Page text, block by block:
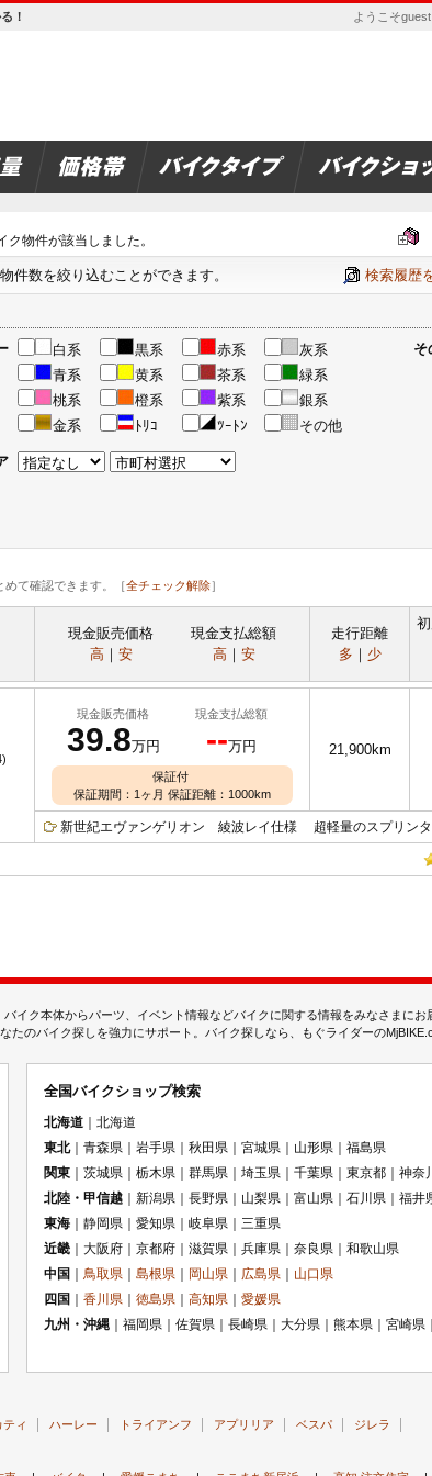
！ ようこそ
ク物件が該当しました。 「新
件数を絞り込むことができます。 検索履歴
白系 黒系 赤系
灰系
青系
黄系 茶系
緑系
桃系
橙系 紫系
銀系
金系
ﾄﾘｺ ﾂｰﾄﾝ その他
そ
めて確認できます。［全チェック解除］
現金販売価格
高｜ 安
現金支払総額
高｜ 安
走行距離
多 ｜ 少
現金販売価格 現金支払総額
39.8万円 --万円
保証付
保証期間：1ヶ月 保証距離：1000km
21,900km
新世紀エヴァンゲリオン 綾波レイ仕様 超軽量のスプリンタ
イク本体からパーツ、イベント情報などバイクに関する情報をみなさまにお
のバイク探しを強力にサポート。バイク探しなら、もぐライダーの
全国バイクショップ検索
北海道 ｜北海道
東北｜青森県｜岩手県｜秋田県｜宮城県｜山形県｜福島県
関東 ｜茨城県｜栃木県｜群馬県｜埼玉県｜千葉県｜東京都｜神奈
北陸・甲信越 ｜新潟県｜長野県｜山梨県｜富山県｜石川県｜福井
東海 ｜静岡県｜愛知県｜岐阜県｜三重県
近畿 ｜大阪府｜京都府｜滋賀県｜兵庫県｜奈良県｜和歌山県
中国
鳥取県 島根県 岡山県 広島県
山口県
四国
香川県 徳島県 高知県
愛媛県
九州・沖縄 ｜福岡県｜佐賀県｜長崎県｜大分県｜熊本県｜宮崎
ティ ハーレー トライアンフ アプリリア ベスパ ジレラ